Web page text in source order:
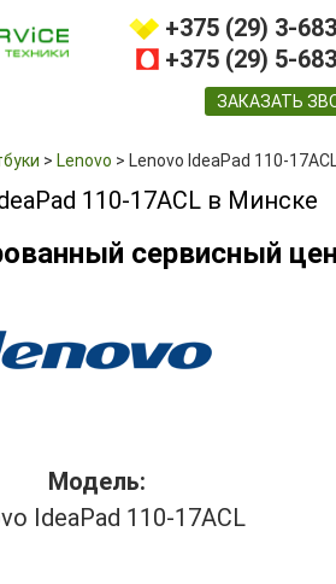
+375 (29) 3-
+375 (29) 5-
ЗАКАЗАТЬ
> Lenovo > Lenovo IdeaPad 110-
110-17ACL в Минске
сервисный
Модель:
IdeaPad 110-17ACL